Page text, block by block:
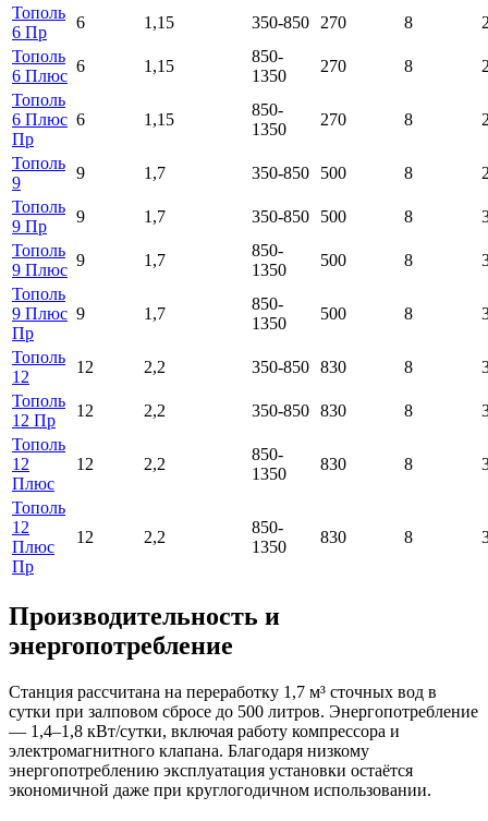
Тополь
6 Пр
6 1,15 350-850 270 8
Тополь
6 Плюс
6 1,15
850-
1350
270 8
Тополь
6 Плюс
Пр
6 1,15
850-
1350
270 8
Тополь
9
9 1,7 350-850 500 8
Тополь
9 Пр
9 1,7 350-850 500 8
Тополь
9 Плюс
9 1,7
850-
1350
500 8
Тополь
9 Плюс
Пр
9 1,7
850-
1350
500 8
Тополь
12
12 2,2 350-850 830 8
Тополь
12 Пр
12 2,2 350-850 830 8
Тополь
12
Плюс
12 2,2
850-
1350
830 8
Тополь
12
Плюс
Пр
12 2,2
850-
1350
830 8
Производительность и
энергопотребление
Станция рассчитана на переработку 1,7 м³ сточных вод в
сутки при залповом сбросе до 500 литров. Энергопотребление
— 1,4–1,8 кВт/сутки, включая работу компрессора и
электромагнитного клапана. Благодаря низкому
энергопотреблению эксплуатация установки остаётся
экономичной даже при круглогодичном использовании.